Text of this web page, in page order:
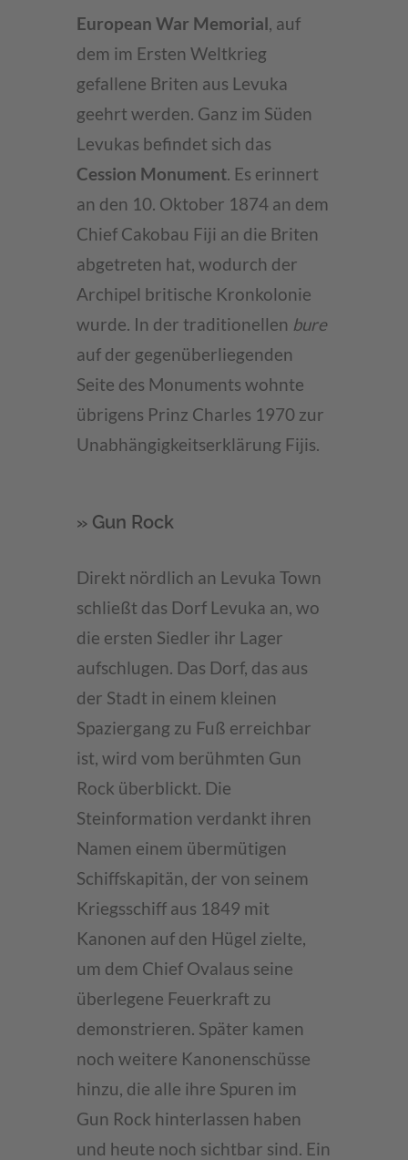
European War Memorial, auf
dem im Ersten Weltkrieg
gefallene Briten aus Levuka
geehrt werden. Ganz im Süden
Levukas befindet sich das
Cession Monument. Es erinnert
an den 10. Oktober 1874 an dem
Chief Cakobau Fiji an die Briten
abgetreten hat, wodurch der
Archipel britische Kronkolonie
wurde. In der traditionellen bure
auf der gegenüberliegenden
Seite des Monuments wohnte
übrigens Prinz Charles 1970 zur
Unabhängigkeitserklärung Fijis.
» Gun Rock
Direkt nördlich an Levuka Town
schließt das Dorf Levuka an, wo
die ersten Siedler ihr Lager
aufschlugen. Das Dorf, das aus
der Stadt in einem kleinen
Spaziergang zu Fuß erreichbar
ist, wird vom berühmten Gun
Rock überblickt. Die
Steinformation verdankt ihren
Namen einem übermütigen
Schiffskapitän, der von seinem
Kriegsschiff aus 1849 mit
Kanonen auf den Hügel zielte,
um dem Chief Ovalaus seine
überlegene Feuerkraft zu
demonstrieren. Später kamen
noch weitere Kanonenschüsse
hinzu, die alle ihre Spuren im
Gun Rock hinterlassen haben
und heute noch sichtbar sind. Ein